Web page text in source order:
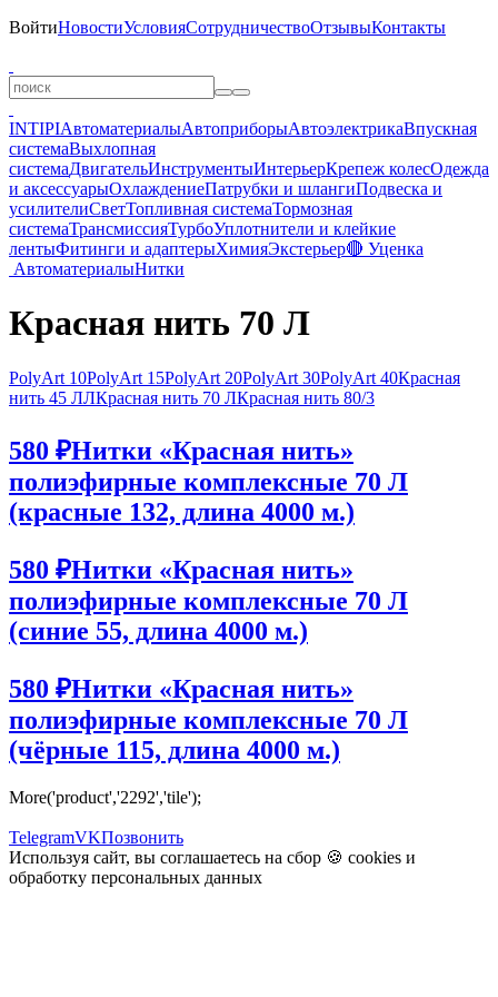
ВойтиНовостиУсловияСотрудничествоОтзывыКонтакты
INTIPIАвтоматериалыАвтоприборыАвтоэлектрикаВпускная
системаВыхлопная
системаДвигательИнструментыИнтерьерКрепеж колесОдежда
и аксессуарыОхлаждениеПатрубки и шлангиПодвеска и
усилителиСветТопливная системаТормозная
системаТрансмиссияТурбоУплотнители и клейкие
лентыФитинги и адаптерыХимияЭкстерьер🔴 Уценка
АвтоматериалыНитки
Красная нить 70 Л
PolyArt 10PolyArt 15PolyArt 20PolyArt 30PolyArt 40Красная
нить 45 ЛЛКрасная нить 70 ЛКрасная нить 80/3
580 ₽Нитки «Красная нить»
полиэфирные комплексные 70 Л
(красные 132, длина 4000 м.)
580 ₽Нитки «Красная нить»
полиэфирные комплексные 70 Л
(синие 55, длина 4000 м.)
580 ₽Нитки «Красная нить»
полиэфирные комплексные 70 Л
(чёрные 115, длина 4000 м.)
More('product','2292','tile');
TelegramVKПозвонить
Используя сайт, вы соглашаетесь на сбор 🍪 cookies и
обработку персональных данных